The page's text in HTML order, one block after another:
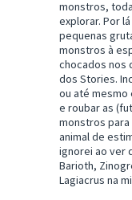
monstros,
explorar. Por
pequenas
monstros à
chocados nos
dos Stories.
ou até mesmo
e roubar as
monstros
animal de
ignorei ao ver
Barioth,
Lagiacrus na